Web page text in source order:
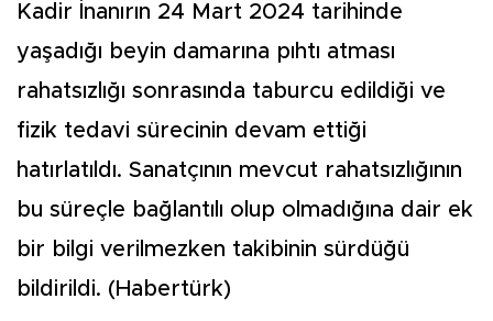
Kadir İnanırın 24 Mart 2024 tarihinde
yaşadığı beyin damarına pıhtı atması
rahatsızlığı sonrasında taburcu edildiği ve
fizik tedavi sürecinin devam ettiği
hatırlatıldı. Sanatçının mevcut rahatsızlığının
bu süreçle bağlantılı olup olmadığına dair ek
bir bilgi verilmezken takibinin sürdüğü
bildirildi. (Habertürk)